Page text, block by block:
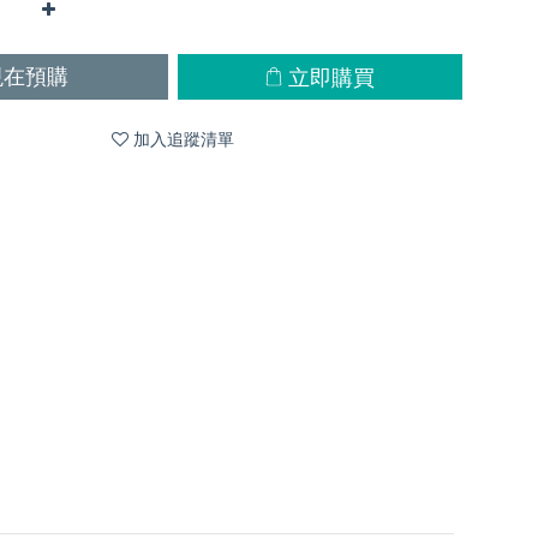
預購 立即購買
加入追蹤清單